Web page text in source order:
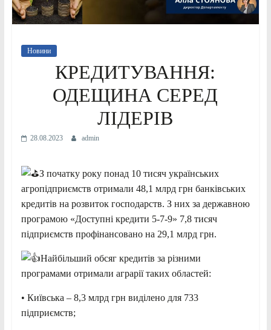
Новини
КРЕДИТУВАННЯ:
ОДЕЩИНА СЕРЕД
ЛІДЕРІВ
28.08.2023 admin
З початку року понад 10 тисяч українських
агропідприємств отримали 48,1 млрд грн банківських
кредитів на розвиток господарств. З них за державною
програмою «Доступні кредити 5-7-9» 7,8 тисяч
підприємств профінансовано на 29,1 млрд грн.
Найбільший обсяг кредитів за різними
програмами отримали аграрії таких областей:
• Київська – 8,3 млрд грн виділено для 733
підприємств;